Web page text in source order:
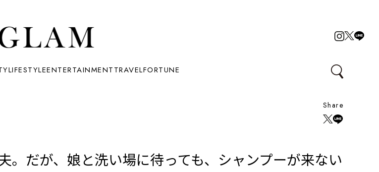
LIFESTYLEENTERTAINMENTTRAVELFORTUNE
Share
。だが、娘と洗い場に待っても、シャンプーが来ない